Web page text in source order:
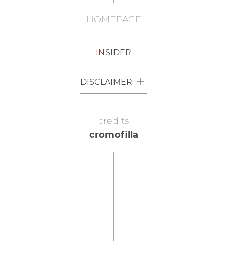
HOMEPAGE
INSIDER
DISCLAIMER
credits
cromofilla